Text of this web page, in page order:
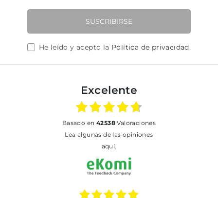
SUSCRIBIRSE
He leído y acepto la Política de privacidad.
Excelente
basado en 42538Valoraciones
Lea algunas de las opiniones
aquí.